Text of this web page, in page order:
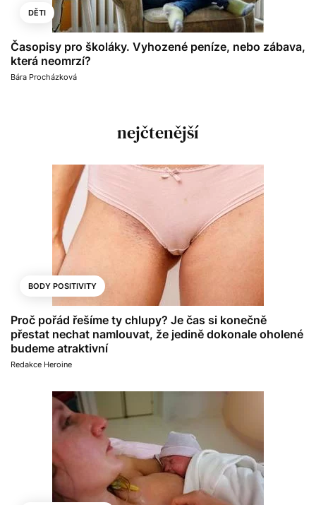
DĚTI
Časopisy pro školáky. Vyhozené peníze, nebo zábava,
která neomrzí?
Bára Procházková
nejčtenější
BODY POSITIVITY
Proč pořád řešíme ty chlupy? Je čas si konečně
přestat nechat namlouvat, že jedině dokonale oholené
budeme atraktivní
Redakce Heroine